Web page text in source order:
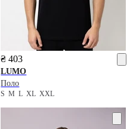
₴ 403
LUMO
Поло
SMLXLXXL